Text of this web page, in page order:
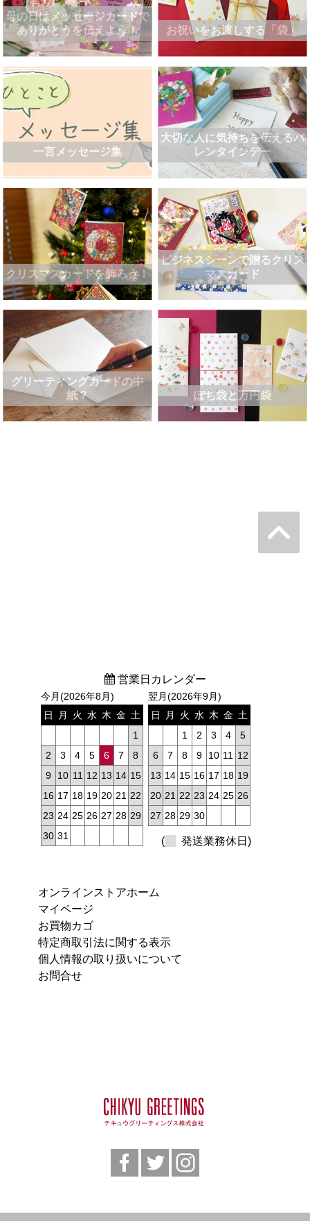
母の日はメッセージカードで
ありがとうを伝えよう！
お祝いをお渡しする「袋」
一言メッセージ集
大切な人に気持ちを伝えるバ
レンタインデー
クリスマスカードを飾ろう！
ビジネスシーンで贈るクリス
マスカード
グリーティングカードの中
紙？
ぽち袋と万円袋
営業日カレンダー
今月(2026年8月)
日
月 火 水 木 金 土
1
2
3 4 5 6 7
8
9
10 11 12 13 14 15
16 17 18 19 20 21 22
23 24 25 26 27 28 29
30 31
翌月(2026年9月)
日
月 火 水 木 金 土
1
2 3 4
5
6
7 8 9 10 11
12
13 14 15 16 17 18 19
20 21 22 23 24 25 26
27 28 29 30
( 発送業務休日)
オンラインストアホーム
マイページ
お買物カゴ
特定商取引法に関する表示
個人情報の取り扱いについて
お問合せ